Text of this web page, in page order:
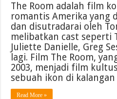
The Room adalah film
romantis Amerika yang
dan disutradarai oleh
melibatkan cast seperti
Juliette Danielle, Greg
lagi. Film The Room,
2003, menjadi film
sebuah ikon di
Read More »